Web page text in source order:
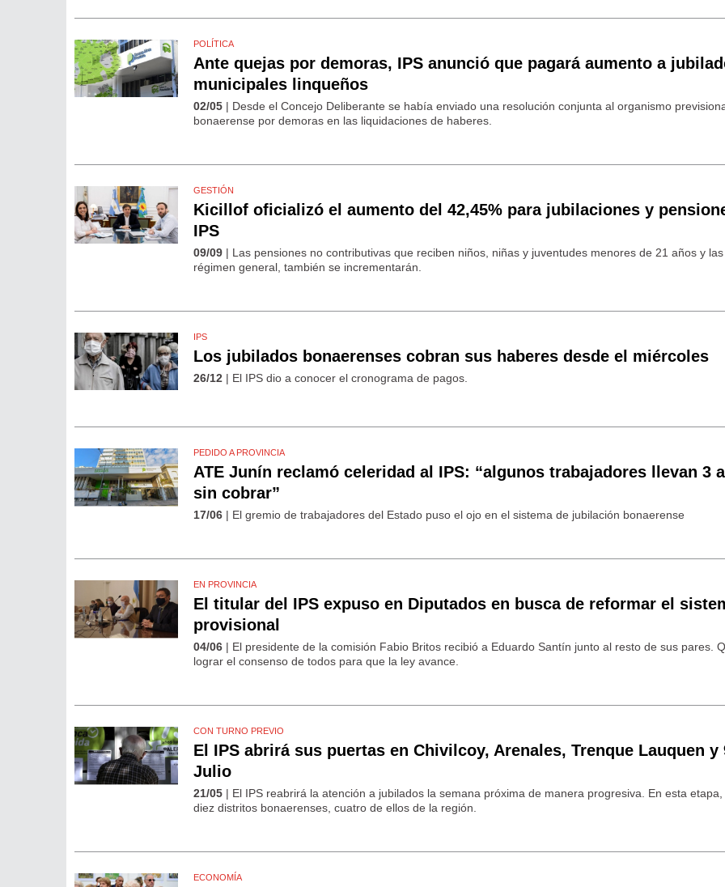
POLÍTICA
Ante quejas por demoras, IPS anunció que pagará aumento a
municipales linqueños
02/05 | Desde el Concejo Deliberante se había enviado una resolución conjunta al organismo
bonaerense por demoras en las liquidaciones de haberes.
GESTIÓN
Kicillof oficializó el aumento del 42,45% para jubilaciones y
IPS
09/09 | Las pensiones no contributivas que reciben niños, niñas y juventudes menores de 21 años y
régimen general, también se incrementarán.
IPS
Los jubilados bonaerenses cobran sus haberes desde el miércoles
26/12 | El IPS dio a conocer el cronograma de pagos.
PEDIDO A PROVINCIA
ATE Junín reclamó celeridad al IPS: “algunos trabajadores llevan 3
sin cobrar”
17/06 | El gremio de trabajadores del Estado puso el ojo en el sistema de jubilación bonaerense
EN PROVINCIA
El titular del IPS expuso en Diputados en busca de reformar el
provisional
04/06 | El presidente de la comisión Fabio Britos recibió a Eduardo Santín junto al resto de sus pares.
lograr el consenso de todos para que la ley avance.
CON TURNO PREVIO
El IPS abrirá sus puertas en Chivilcoy, Arenales, Trenque Lauquen y
Julio
21/05 | El IPS reabrirá la atención a jubilados la semana próxima de manera progresiva. En esta etapa,
diez distritos bonaerenses, cuatro de ellos de la región.
ECONOMÍA